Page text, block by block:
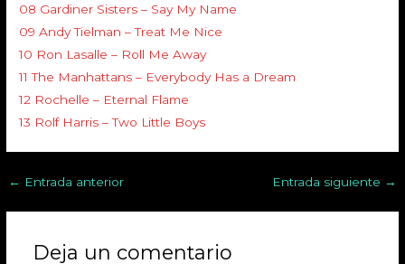
08 Gardiner Sisters – Say My Name
09 Andy Tielman – Treat Me Nice
10 Ron Lasalle – Roll Me Away
11 The Manhattans – Everybody Has a Dream
12 Rochelle – Eternal Flame
13 Rolf Harris – Two Little Boys
← Entrada anterior Entrada siguiente →
Deja un comentario